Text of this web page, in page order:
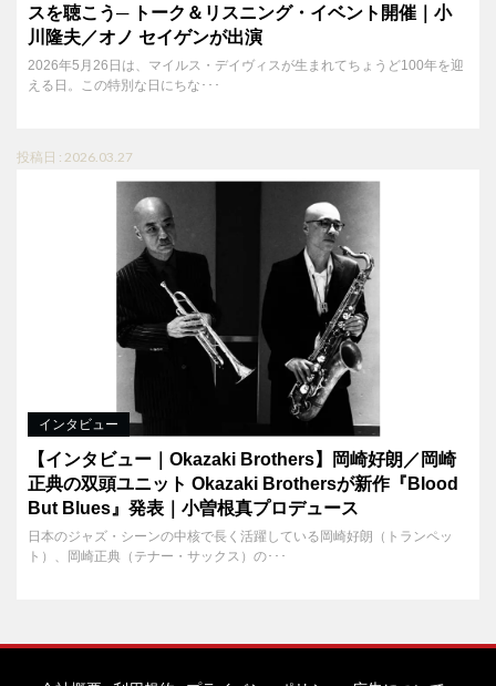
スを聴こう─ トーク＆リスニング・イベント開催｜小
川隆夫／オノ セイゲンが出演
2026年5月26日は、マイルス・デイヴィスが生まれてちょうど100年を迎
える日。この特別な日にちな･･･
投稿日 : 2026.03.27
インタビュー
【インタビュー｜Okazaki Brothers】岡崎好朗／岡崎
正典の双頭ユニット Okazaki Brothersが新作『Blood
But Blues』発表｜小曽根真プロデュース
日本のジャズ・シーンの中核で長く活躍している岡崎好朗（トランペッ
ト）、岡崎正典（テナー・サックス）の･･･